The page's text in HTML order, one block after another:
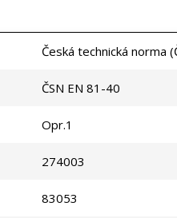
Česká technická norma
ČSN EN 81-40
Opr.1
274003
83053